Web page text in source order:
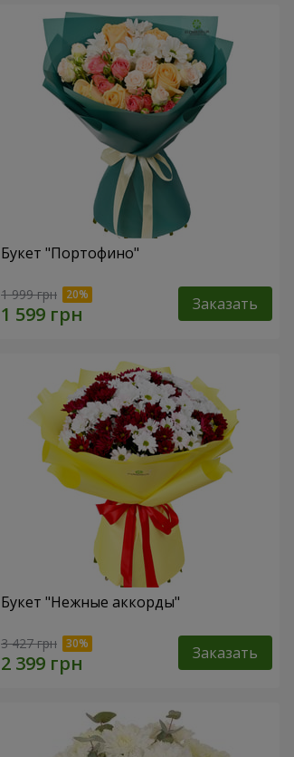
Букет "Портофино"
1 999 грн Заказать
Букет "Нежные аккорды"
3 427 грн Заказать